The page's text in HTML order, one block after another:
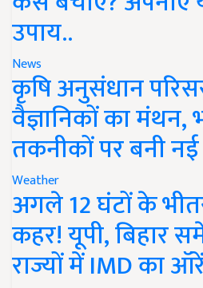
उपाय..
News
कृषि अनुसंधान
वैज्ञानिकों का मंथन,
तकनीकों पर बनी
Weather
अगले 12 घंटों के
कहर! यूपी, बिहार
राज्यों में IMD का